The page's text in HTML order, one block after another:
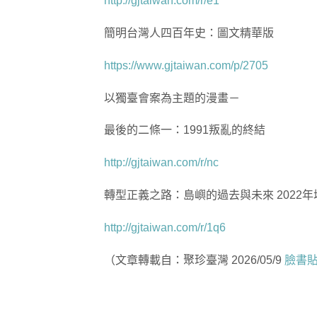
簡明台灣人四百年史：圖文精華版
https://www.gjtaiwan.com/p/2705
以獨臺會案為主題的漫畫－
最後的二條一：1991叛亂的終結
http://gjtaiwan.com/r/nc
轉型正義之路：島嶼的過去與未來 2022年
http://gjtaiwan.com/r/1q6
（文章轉載自：聚珍臺灣 2026/05/9 臉書